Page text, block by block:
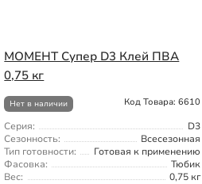
МОМЕНТ Супер D3 Клей ПВА
0,75 кг
Нет в наличии Код Товара: 6610
Серия:
D3
Сезонность:
Всесезонная
Тип готовности:
Готовая к применению
Фасовка:
Тюбик
Вес:
0,75 кг